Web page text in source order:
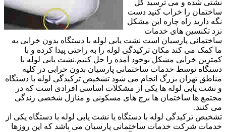
نشتی شده و می ترسید کل
ساختمان را خراب کنید دست
نگه دارید راه چاره این مشکل
نزد تکنسین های خدمات
ساختمانی پارسیان است نشت یابی لوله با دستگاه بدون خرابی به
ما کمک می کند مکان ترکیدگی لوله را به راحتی پیدا کرده و با
کمترین خرابی مشکل بوجود آمده را حل کنیم.نشت یابی لوله با
دستگاه توسط خدمات ساختمانی پارسیان بدون خرابی در کلیه
مناطق تهران بزرگ انجام می شود تشخیص ترکیدگی لوله با دستگاه
و نشت یابی لوله ها یکی از مشکلات اساسی افرادی است که در
مجتمع ها ساختمان ها برج های مسکونی و منازل شخصی زندگی
می کنند.
تشخیص ترکیدگی لوله با دستگاه یا نشت یابی لوله با دستگاه یکی از
خدمات شرکت خدمات ساختمانی پارسیان می باشد که این روزها